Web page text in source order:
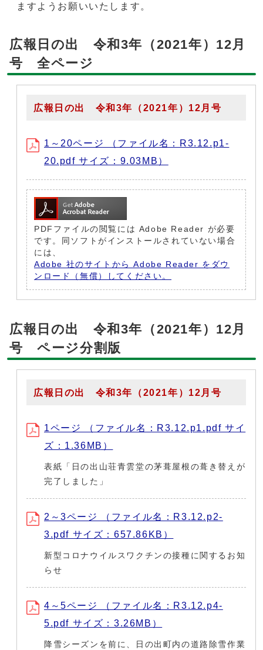
ますようお願いいたします。
広報日の出 令和3年（2021年）12月
号 全ページ
広報日の出 令和3年（2021年）12月号
1～20ページ （ファイル名：R3.12.p1-
20.pdf サイズ：9.03MB）
PDFファイルの閲覧には Adobe Reader が必要
です。同ソフトがインストールされていない場合
には、
Adobe 社のサイトから Adobe Reader をダウ
ンロード（無償）してください。
広報日の出 令和3年（2021年）12月
号 ページ分割版
広報日の出 令和3年（2021年）12月号
1ページ （ファイル名：R3.12.p1.pdf サイ
ズ：1.36MB）
表紙「日の出山荘青雲堂の茅葺屋根の葺き替えが
完了しました」
2～3ページ （ファイル名：R3.12.p2-
3.pdf サイズ：657.86KB）
新型コロナウイルスワクチンの接種に関するお知
らせ
4～5ページ （ファイル名：R3.12.p4-
5.pdf サイズ：3.26MB）
降雪シーズンを前に、日の出町内の道路除雪作業